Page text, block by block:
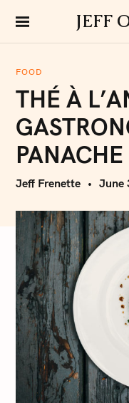
i
JEFF
FOOD
THÉ À
Jeff Frenette June